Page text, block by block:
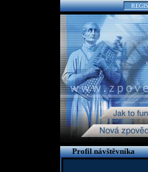
Profil návštěvníka